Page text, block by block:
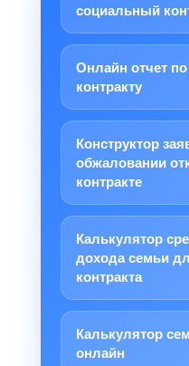
социальный
Онлайн отчет
контракту
Конструктор
обжаловании
контракте
Калькулятор
дохода семьи
контракта
Калькулятор
онлайн